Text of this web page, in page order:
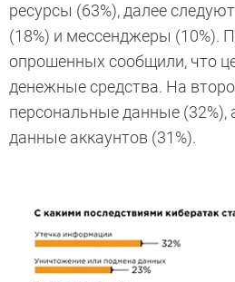
ресурсы (63%), далее
(18%) и мессенджеры (10%).
опрошенных сообщили, что
денежные средства. На
персональные данные (32%),
данные аккаунтов (31%).